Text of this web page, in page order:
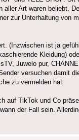
Art waren beliebt.
zur Unterhaltung von
(Inzwischen ist ja
Kleidung)
Juwelo pur,
versuchen damit
zu vermelden hat.
auf TikTok und Co
der Fall sein.